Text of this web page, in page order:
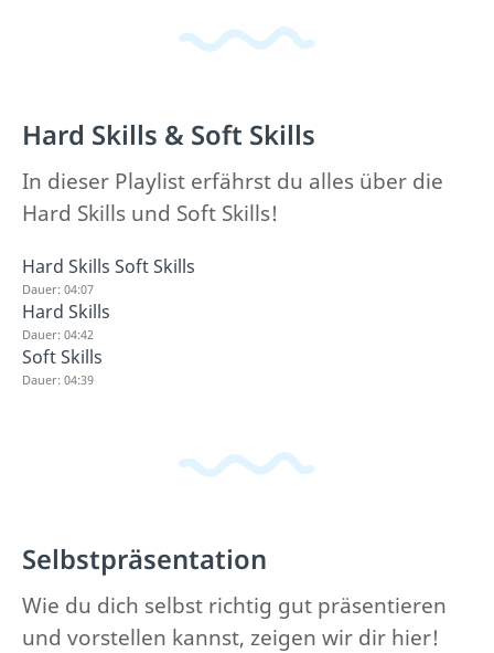
Hard Skills & Soft Skills
In dieser Playlist erfährst du alles über die
Hard Skills und Soft Skills!
Hard Skills Soft Skills
Dauer: 04:07
Hard Skills
Dauer: 04:42
Soft Skills
Dauer: 04:39
Selbstpräsentation
Wie du dich selbst richtig gut präsentieren
und vorstellen kannst, zeigen wir dir hier!